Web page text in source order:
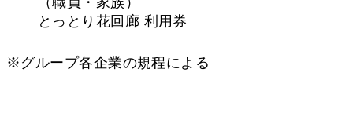
とっとり花回廊 利用券
※グループ各企業の規程による